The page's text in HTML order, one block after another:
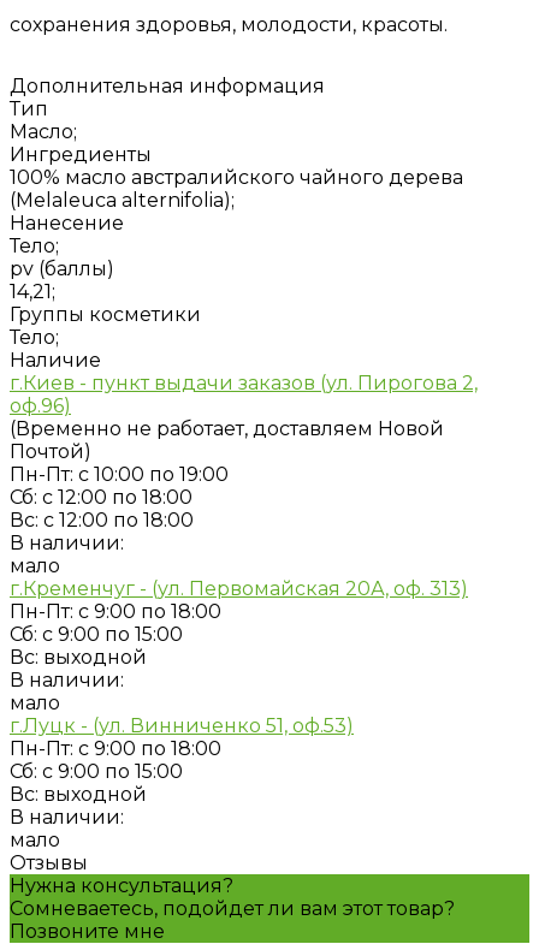
сохранения здоровья, молодости, красоты.
Дополнительная информация
Тип
Масло;
Ингредиенты
100% масло австралийского чайного дерева
(Melaleuca alternifolia);
Нанесение
Тело;
pv (баллы)
14,21;
Группы косметики
Тело;
Наличие
г.Киев - пункт выдачи заказов (ул. Пирогова 2,
оф.96)
(Временно не работает, доставляем Новой
Почтой)
Пн-Пт: с 10:00 по 19:00
Сб: с 12:00 по 18:00
Вс: с 12:00 по 18:00
В наличии:
мало
г.Кременчуг - (ул. Первомайская 20А, оф. 313)
Пн-Пт: с 9:00 по 18:00
Сб: с 9:00 по 15:00
Вс: выходной
В наличии:
мало
г.Луцк - (ул. Винниченко 51, оф.53)
Пн-Пт: с 9:00 по 18:00
Сб: с 9:00 по 15:00
Вс: выходной
В наличии:
мало
Отзывы
Нужна консультация?
Сомневаетесь, подойдет ли вам этот товар?
Позвоните мне